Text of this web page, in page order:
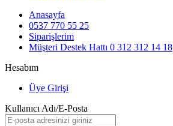
Anasayfa
0537 770 55 25
Siparişlerim
Müşteri Destek Hattı 0 312 312 14 18
Hesabım
Üye Girişi
Kullanıcı Adı/E-Posta